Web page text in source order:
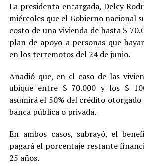
La presidenta encargada, Delcy
miércoles que el Gobierno nacional
costo de una vivienda de hasta $
plan de apoyo a personas que
en los terremotos del 24 de junio.
Añadió que, en el caso de las
ubique entre $ 70.000 y los $
asumirá el 50% del crédito
banca pública o privada.
En ambos casos, subrayó, el
pagará el porcentaje restante
25 años.